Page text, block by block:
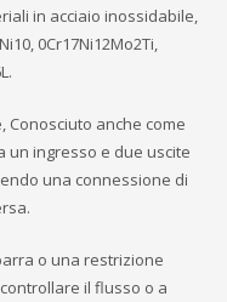
in acciaio inossidabile,
0Cr17Ni12Mo2Ti,
Conosciuto anche come
un ingresso e due uscite
una connessione di
o una restrizione
il flusso o a